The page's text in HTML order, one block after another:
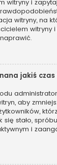
witryny i
witryny, na
jakiś
aby
się stało,
i